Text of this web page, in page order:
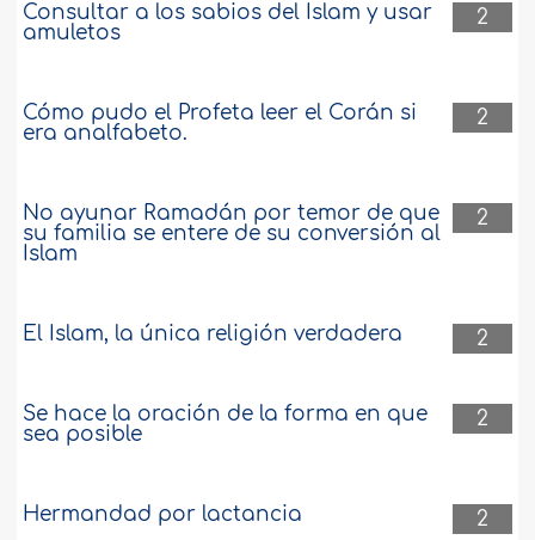
2
Consultar a los sabios del Islam y usar
amuletos
2
Cómo pudo el Profeta leer el Corán si
era analfabeto.
2
No ayunar Ramadán por temor de que
su familia se entere de su conversión al
Islam
2
El Islam, la única religión verdadera
2
Se hace la oración de la forma en que
sea posible
2
Hermandad por lactancia